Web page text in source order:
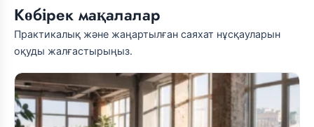
Көбірек мақалалар
Практикалық және жаңартылған саяхат нұсқауларын
оқуды жалғастырыңыз.